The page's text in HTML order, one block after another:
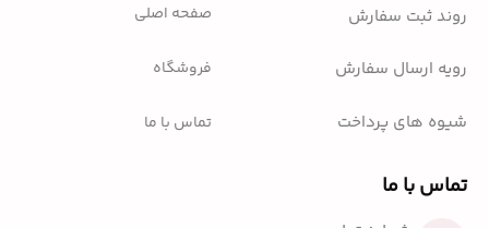
روند ثبت سفارش
رویه ارسال سفارش
شیوه های پرداخت
صفحه اصلی
فروشگاه
تماس با ما
تماس با ما